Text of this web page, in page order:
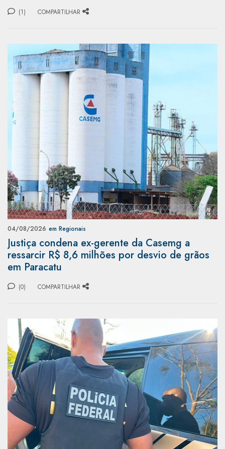
(1) COMPARTILHAR
04/08/2026 em Regionais
Justiça condena ex-gerente da Casemg a
ressarcir R$ 8,6 milhões por desvio de grãos
em Paracatu
(0) COMPARTILHAR